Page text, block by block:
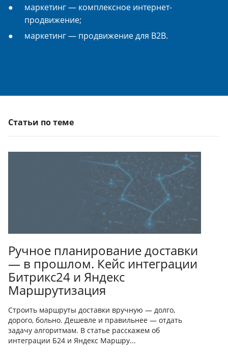
маркетинг — комплексное интернет-
продвижение;
маркетинг — продвижение для B2B.
Статьи по теме
Ручное планирование доставки
— в прошлом. Кейс интеграции
Битрикс24 и Яндекс
Маршрутизация
Строить маршруты доставки вручную — долго,
дорого, больно. Дешевле и правильнее — отдать
задачу алгоритмам. В статье расскажем об
интеграции Б24 и Яндекс Маршру...